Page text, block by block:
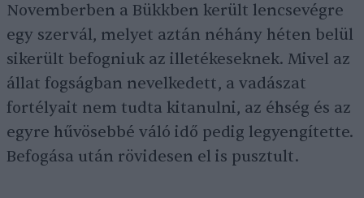
Novemberben a Bükkben került lencsevégre
egy szervál, melyet aztán néhány héten belül
sikerült befogniuk az illetékeseknek. Mivel az
állat fogságban nevelkedett, a vadászat
fortélyait nem tudta kitanulni, az éhség és az
egyre hűvösebbé váló idő pedig legyengítette.
Befogása után rövidesen el is pusztult.